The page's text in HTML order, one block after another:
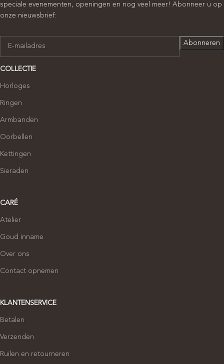
speciale evenementen, openingen en nog veel meer! Abonneer u op
onze nieuwsbrief:
COLLECTIE
Horloges
Ringen
Armbanden
Oorbellen
Kettingen
Sieraden
CARÉ
Atelier
Goud inname
Over ons
Contact opnemen
KLANTENSERVICE
Betalen
Verzenden
Ruilen en retourneren